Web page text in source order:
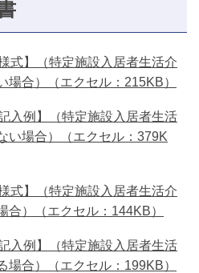
】（特定施設入居者生活介
場合）（エクセル：215KB）
例】（特定施設入居者生活
い場合）（エクセル：379K
】（特定施設入居者生活介
合）（エクセル：144KB）
例】（特定施設入居者生活
場合）（エクセル：199KB）